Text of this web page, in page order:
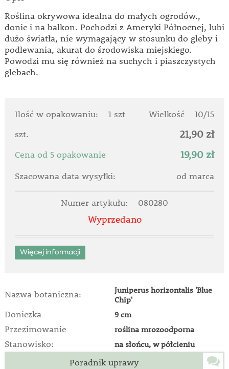
Roślina okrywowa idealna do małych ogrodów.,
donic i na balkon. Pochodzi z Ameryki Północnej, lubi
dużo światła, nie wymagający w stosunku do gleby i
podlewania, akurat do środowiska miejskiego.
Powodzi mu się również na suchych i piaszczystych
glebach.
Ilość w opakowaniu: 1 szt Wielkość
10/15
szt.
21,90 zł
Cena od 5 opakowanie 19,90 zł
Szacowana data wysyłki: od marca
Numer artykułu: 080280
Wyprzedano
Więcej informacji
Nazwa botaniczna:
Juniperus horizontalis 'Blue
Chip'
Doniczka 9 cm
Przezimowanie roślina mrozoodporna
Stanowisko: na słońcu, w półcieniu
Poradnik uprawy